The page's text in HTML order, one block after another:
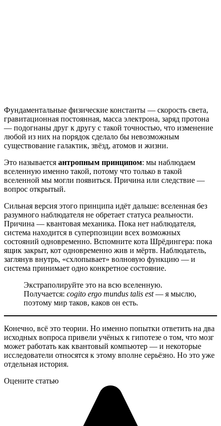
Фундаментальные физические константы — скорость света,
гравитационная постоянная, масса электрона, заряд протона
— подогнаны друг к другу с такой точностью, что изменение
любой из них на порядок сделало бы невозможным
существование галактик, звёзд, атомов и жизни.
Это называется антропным принципом: мы наблюдаем
вселенную именно такой, потому что только в такой
вселенной мы могли появиться. Причина или следствие —
вопрос открытый.
Сильная версия этого принципа идёт дальше: вселенная без
разумного наблюдателя не обретает статуса реальности.
Причина — квантовая механика. Пока нет наблюдателя,
система находится в суперпозиции всех возможных
состояний одновременно. Вспомните кота Шрёдингера: пока
ящик закрыт, кот одновременно жив и мёртв. Наблюдатель,
заглянув внутрь, «схлопывает» волновую функцию — и
система принимает одно конкретное состояние.
Экстраполируйте это на всю вселенную.
Получается: cogito ergo mundus talis est— я мыслю,
поэтому мир таков, каков он есть.
Конечно, всё это теории. Но именно попытки ответить на два
исходных вопроса привели учёных к гипотезе о том, что мозг
может работать как квантовый компьютер — и некоторые
исследователи относятся к этому вполне серьёзно. Но это уже
отдельная история.
Оцените статью